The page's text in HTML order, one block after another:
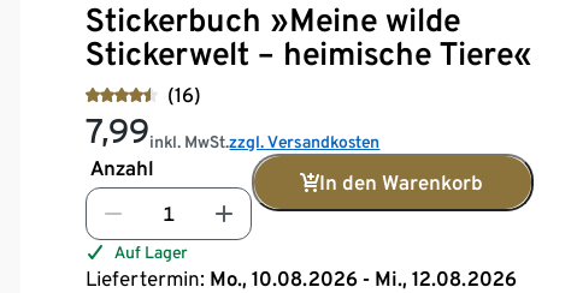
Stickerbuch »Meine wilde
Stickerwelt – heimische Tiere«
(16)
7,99inkl. MwSt.zzgl. Versandkosten
Anzahl
In den Warenkorb
Auf Lager
Liefertermin: Mo., 10.08.2026 - Mi., 12.08.2026